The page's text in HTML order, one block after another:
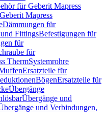
für Geberit Mapress
Mapress
Dämmungen für
FittingsBefestigungen für
für
für
ThermSystemrohre
Ersatzteile für
BögenErsatzteile für
Übergänge
Übergänge und
und Verbindungen,